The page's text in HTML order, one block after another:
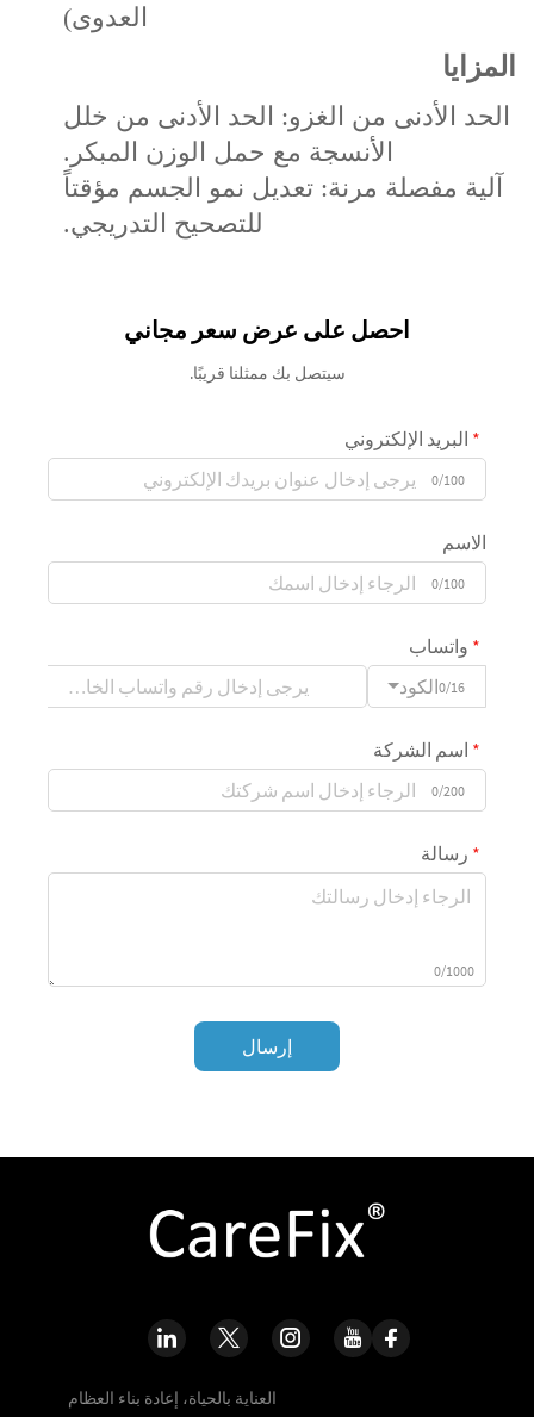
العدوى)
المزايا
الحد الأدنى من الغزو: الحد الأدنى من خلل
الأنسجة مع حمل الوزن المبكر.
آلية مفصلة مرنة: تعديل نمو الجسم مؤقتاً
للتصحيح التدريجي.
احصل على عرض سعر مجاني
سيتصل بك ممثلنا قريبًا.
البريد الإلكتروني
0/100
الاسم
0/100
واتساب
الكود0/16
اسم الشركة
0/200
رسالة
0/1000
إرسال
العناية بالحياة، إعادة بناء العظام